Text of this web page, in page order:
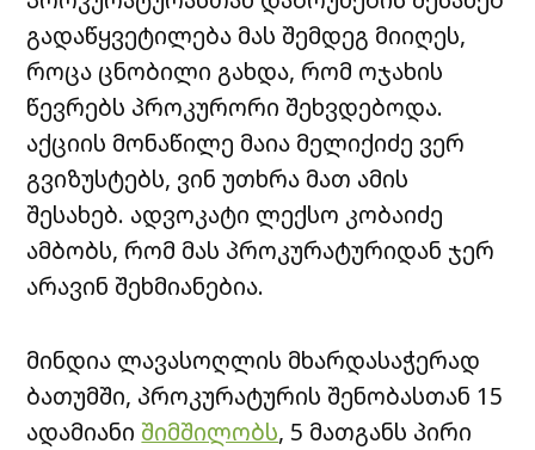
გადაწყვეტილება მას შემდეგ მიიღეს,
როცა ცნობილი გახდა, რომ ოჯახის
წევრებს პროკურორი შეხვდებოდა.
აქციის მონაწილე მაია მელიქიძე ვერ
გვიზუსტებს, ვინ უთხრა მათ ამის
შესახებ. ადვოკატი ლექსო კობაიძე
ამბობს, რომ მას პროკურატურიდან ჯერ
არავინ შეხმიანებია.
მინდია ლავასოღლის მხარდასაჭერად
ბათუმში, პროკურატურის შენობასთან 15
ადამიანიშიმშილობს, 5 მათგანს პირი